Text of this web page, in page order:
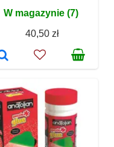
W magazynie (7)
40,50 zł